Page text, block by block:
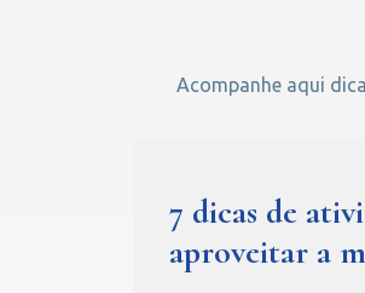
Acompanhe aqui
7 dicas de
aproveitar a